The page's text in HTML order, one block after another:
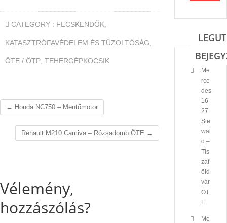
CATEGORY : FECSKENDŐK
KATASZTRÓFAVÉDELEM ÉS TŰZOLTÓSÁG
ÖTE / ÖTP TEHERGÉPKOCSIK
← Honda NC750 – Mentőmotor
Renault M210 Camiva – Rózsadomb ÖTE →
Vélemény,
hozzászólás?
Me
rce
des
16
27
Sie
wal
d –
Tis
zaf
öld
vár
ÖT
E
Me